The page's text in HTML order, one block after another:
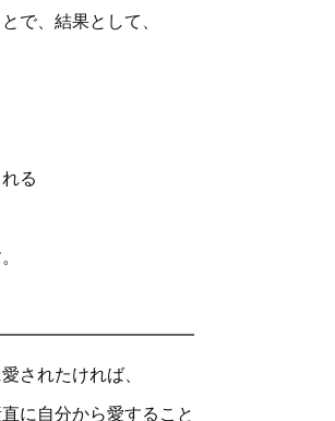
で、結果として、
る
されたければ、
に自分から愛すること